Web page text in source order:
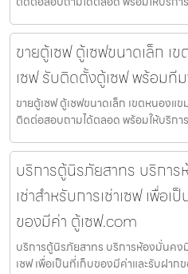
ขายตู้เซฟ ตู้เซฟขนาดเล็ก เ
เซฟ รับติดตั้งตู้เซฟ พร้อมที
ขายตู้เซฟ ตู้เซฟขนาดเล็ก เขตหนองแ
ติดต่อสอบถามได้ตลอด พร้อมให้บริกา
บริการตู้นิรภัยสาทร บริกา
เช่าสำหรับการเช่าเซฟ เพื่อ
ของมีค่า ตู้เซฟ.com
บริการตู้นิรภัยสาทร บริการห้องมั่นคง
เซฟ เพื่อเป็นที่เก็บของมีค่าและรับฝาก